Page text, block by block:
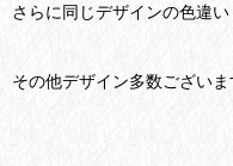
さらに同じデザインの色違い
その他デザイン多数ござい